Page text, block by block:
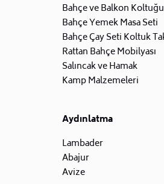
Bahçe ve Balkon Koltuğu
Bahçe Yemek Masa Seti
Bahçe Çay Seti Koltuk
Rattan Bahçe Mobilyası
Salıncak ve Hamak
Kamp Malzemeleri
Aydınlatma
Lambader
Abajur
Avize